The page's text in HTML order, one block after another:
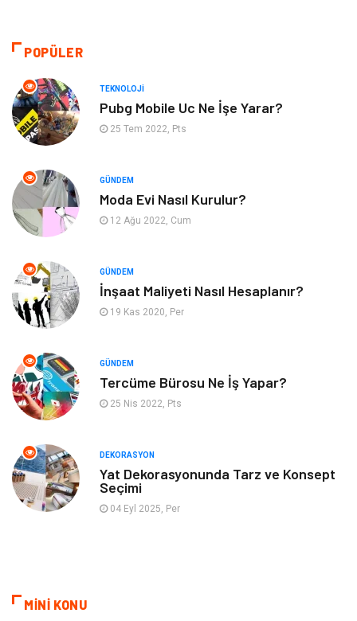
Tekstil
Bilgisayar ve Yazılım
Alışveriş
Maden ve Metal
Güzellik & Bakım Tatil
Aksesuar Eğitim Kurumları
Hizmet
Mobilya
İnternet
Nakliyat
Hediyelik Eşya
Basın Yayın
POPÜLER
TEKNOLOJI
Pubg Mobile Uc Ne İşe Yarar?
25 Tem 2022, Pts
GÜNDEM
Moda Evi Nasıl Kurulur?
12 Ağu 2022, Cum
GÜNDEM
İnşaat Maliyeti Nasıl Hesaplanır?
19 Kas 2020, Per
GÜNDEM
Tercüme Bürosu Ne İş Yapar?
25 Nis 2022, Pts
DEKORASYON
Yat Dekorasyonunda Tarz ve Konsept
Seçimi
04 Eyl 2025, Per
MİNİ KONU